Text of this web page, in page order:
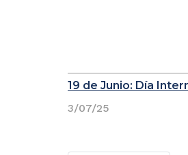
19 de Junio: Día
3/07/25